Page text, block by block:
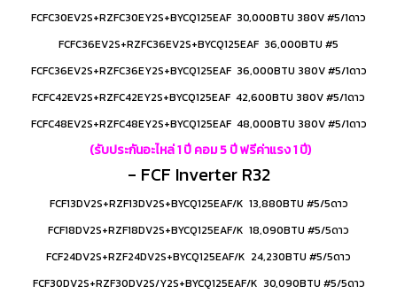
FCFC30EV2S+RZFC30EY2S+BYCQ125EAF 30,000BTU 380V #5/1ดาว
FCFC36EV2S+RZFC36EV2S+BYCQ125EAF 36,000BTU #5
FCFC36EV2S+RZFC36EY2S+BYCQ125EAF 36,000BTU 380V #5/1ดาว
FCFC42EV2S+RZFC42EY2S+BYCQ125EAF 42,600BTU 380V #5/1ดาว
FCFC48EV2S+RZFC48EY2S+BYCQ125EAF 48,000BTU 380V #5/1ดาว
(รับประกันอะไหล่ 1 ปี คอม 5 ปี ฟรีค่าแรง 1 ปี)
- FCF Inverter R32
FCF13DV2S+RZF13DV2S+BYCQ125EAF/K 13,880BTU #5/5ดาว
FCF18DV2S+RZF18DV2S+BYCQ125EAF/K 18,090BTU #5/5ดาว
FCF24DV2S+RZF24DV2S+BYCQ125EAF/K 24,230BTU #5/5ดาว
FCF30DV2S+RZF30DV2S/Y2S+BYCQ125EAF/K 30,090BTU #5/5ดาว